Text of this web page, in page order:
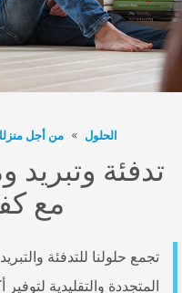
من أجل منزلك ماء
وتبريد وماء
مع كفاءة
للتدفئة والتبريد والماء
والتقليدية لتوفير أكثر